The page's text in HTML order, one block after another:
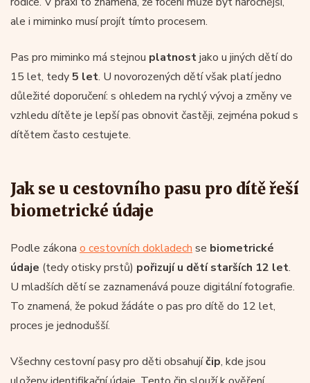
ale i miminko musí projít tímto procesem.
Pas pro miminko má stejnou platnostjako u jiných dětí do
15 let, tedy5 let. U novorozených dětí však platí jedno
důležité doporučení: s ohledem na rychlý vývoj a změny ve
vzhledu dítěte je lepší pas obnovit častěji, zejména pokud s
dítětem často cestujete.
Jak se u cestovního pasu pro dítě řeší
biometrické údaje
Podle zákona o cestovních dokladech se biometrické
údaje (tedy otisky prstů) pořizují u dětí starších 12 let.
U mladších dětí se zaznamenává pouze digitální fotografie.
To znamená, že pokud žádáte o pas pro dítě do 12 let,
proces je jednodušší.
Všechny cestovní pasy pro děti obsahujíčip, kde jsou